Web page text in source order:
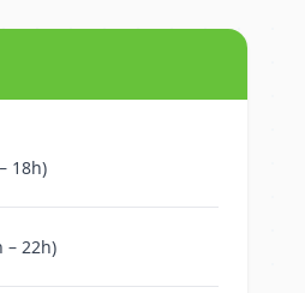
18h)
– 22h)